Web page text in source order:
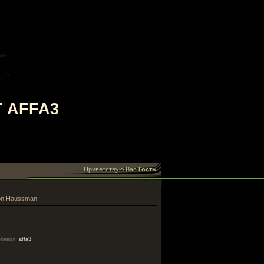
Приветствую ВасГость
Haussman
: affa3